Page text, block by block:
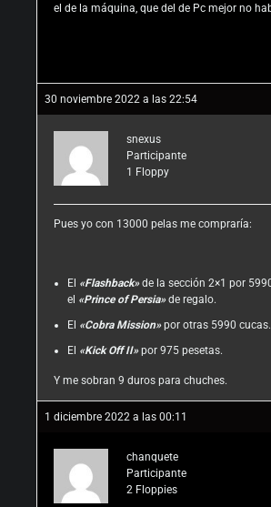
el de la máquina, que del de Pc mejor no
30 noviembre 2022 a las 22:54
snexus
Participante
1 Floppy
Pues yo con 13000 pelas me compraría:
El «Flashback»de la sección 2×1 por
el «Prince of Persia»de regalo.
El «Cobra Mission»por otras 5990 cucas.
El «Kick Off II»por 975 pesetas.
Y me sobran 9 duros para chuches.
1 diciembre 2022 a las 00:11
chanquete
Participante
2 Floppies